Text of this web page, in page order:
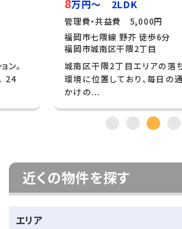
ン。
24
8万円～ 2LDK
管理費・共益費 5,000円
福岡市七隈線 野芥 徒歩6分
福岡市城南区干隈2丁目
城南区干隈2丁目エリアの落
環境に位置しており、毎日の
かけの...
近くの物件を探す
エリア